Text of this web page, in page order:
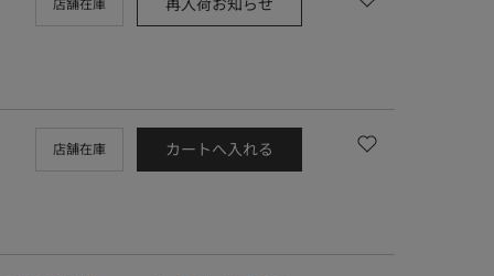
店舗在庫 再入荷お知らせ
店舗在庫 カートへ入れる